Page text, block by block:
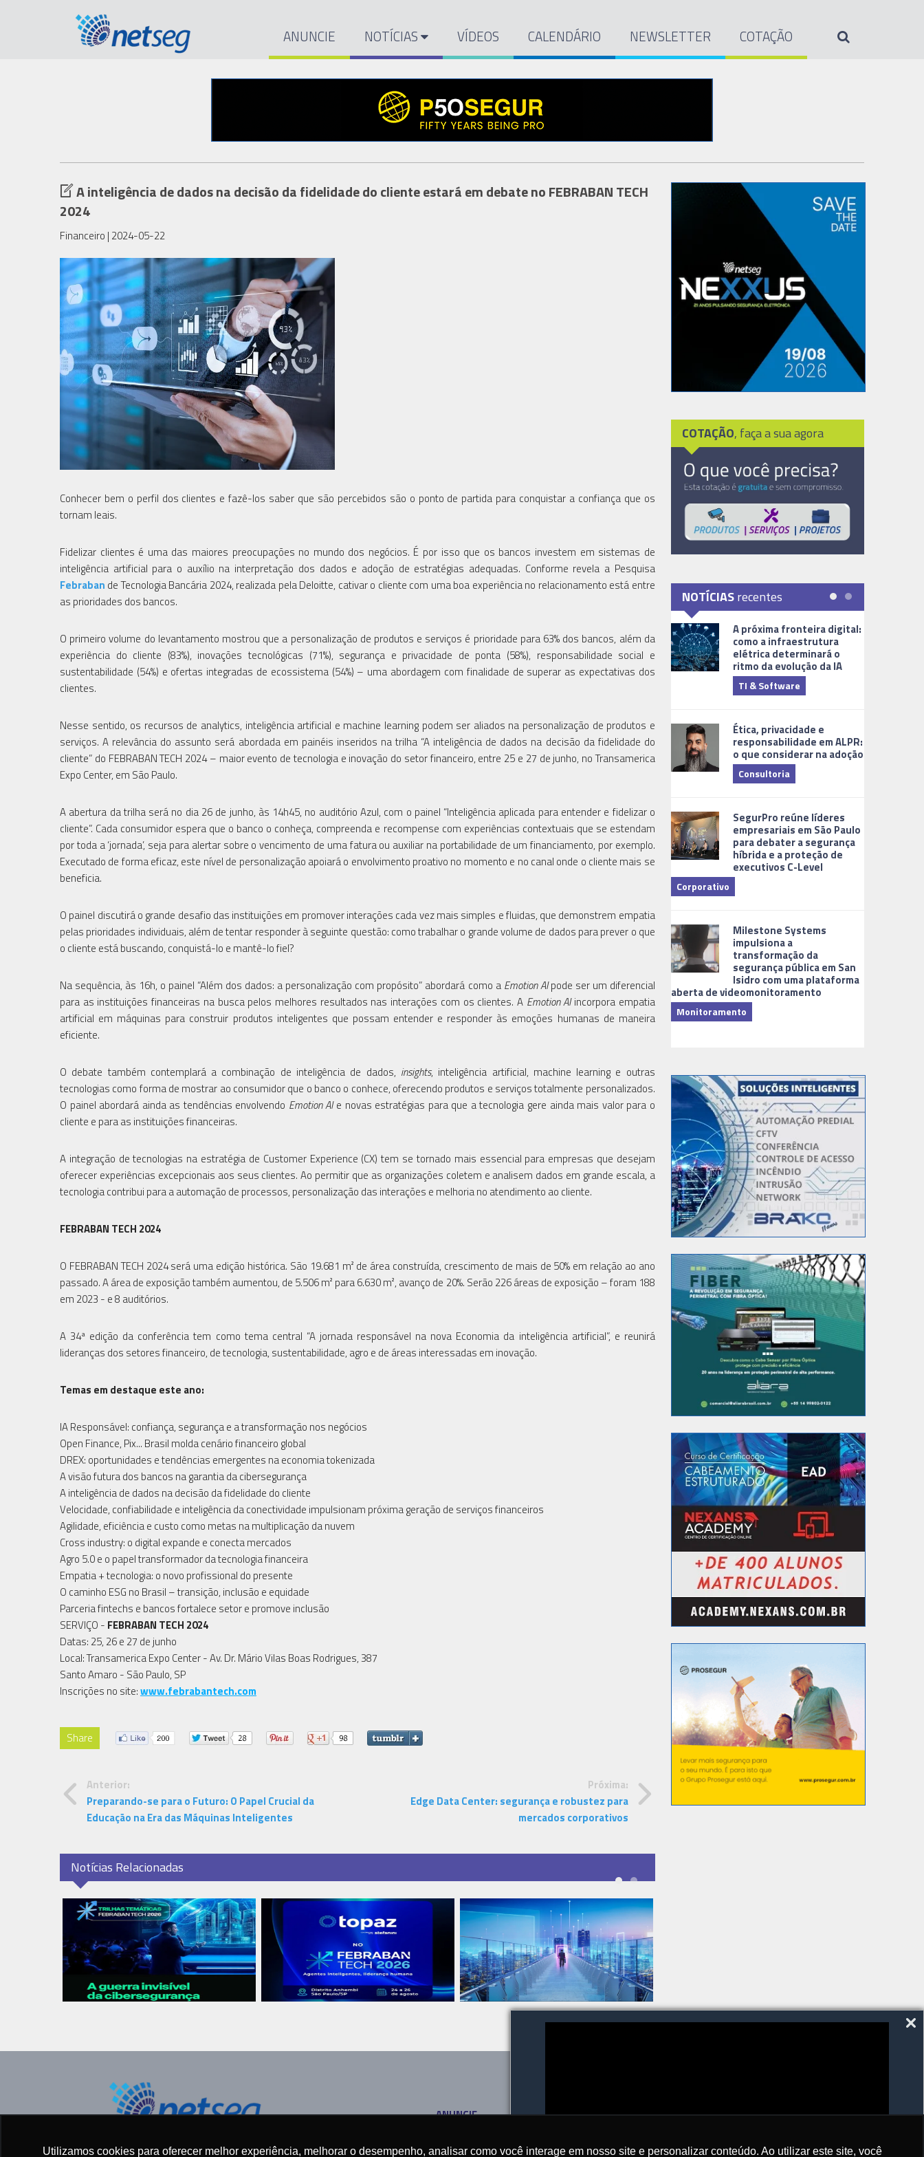
Utilizamos cookies para oferecer melhor experiência, melhorar o desempenho, analisar como você interage em nosso site e personalizar conteúdo. Ao utilizar este site, você
ANUNCIE NOTÍCIAS VÍDEOS CALENDÁRIO NEWSLETTER COTAÇÃO
A inteligência de dados na decisão da fidelidade do cliente estará em debate no FEBRABAN TECH
2024
Financeiro | 2024-05-22
Conhecer bem o perfil dos clientes e fazê-los saber que são percebidos são o ponto de partida para conquistar a confiança que os
tornam leais.
Fidelizar clientes é uma das maiores preocupações no mundo dos negócios. É por isso que os bancos investem em sistemas de
inteligência artificial para o auxílio na interpretação dos dados e adoção de estratégias adequadas. Conforme revela a Pesquisa
Febraban de Tecnologia Bancária 2024, realizada pela Deloitte, cativar o cliente com uma boa experiência no relacionamento está entre
as prioridades dos bancos.
O primeiro volume do levantamento mostrou que a personalização de produtos e serviços é prioridade para 63% dos bancos, além da
experiência do cliente (83%), inovações tecnológicas (71%), segurança e privacidade de ponta (58%), responsabilidade social e
sustentabilidade (54%) e ofertas integradas de ecossistema (54%) – uma abordagem com finalidade de superar as expectativas dos
clientes.
Nesse sentido, os recursos de analytics, inteligência artificial e machine learning podem ser aliados na personalização de produtos e
serviços. A relevância do assunto será abordada em painéis inseridos na trilha “A inteligência de dados na decisão da fidelidade do
cliente” do FEBRABAN TECH 2024 – maior evento de tecnologia e inovação do setor financeiro, entre 25 e 27 de junho, no Transamerica
Expo Center, em São Paulo.
A abertura da trilha será no dia 26 de junho, às 14h45, no auditório Azul, com o painel “Inteligência aplicada para entender e fidelizar o
cliente”. Cada consumidor espera que o banco o conheça, compreenda e recompense com experiências contextuais que se estendam
por toda a ‘jornada’, seja para alertar sobre o vencimento de uma fatura ou auxiliar na portabilidade de um financiamento, por exemplo.
Executado de forma eficaz, este nível de personalização apoiará o envolvimento proativo no momento e no canal onde o cliente mais se
beneficia.
O painel discutirá o grande desafio das instituições em promover interações cada vez mais simples e fluidas, que demonstrem empatia
pelas prioridades individuais, além de tentar responder à seguinte questão: como trabalhar o grande volume de dados para prever o que
o cliente está buscando, conquistá-lo e mantê-lo fiel?
Na sequência, às 16h, o painel “Além dos dados: a personalização com propósito” abordará como a Emotion AIpode ser um diferencial
para as instituições financeiras na busca pelos melhores resultados nas interações com os clientes. A Emotion AIincorpora empatia
artificial em máquinas para construir produtos inteligentes que possam entender e responder às emoções humanas de maneira
eficiente.
O debate também contemplará a combinação de inteligência de dados, insights, inteligência artificial, machine learning e outras
tecnologias como forma de mostrar ao consumidor que o banco o conhece, oferecendo produtos e serviços totalmente personalizados.
O painel abordará ainda as tendências envolvendo Emotion AIe novas estratégias para que a tecnologia gere ainda mais valor para o
cliente e para as instituições financeiras.
A integração de tecnologias na estratégia de Customer Experience (CX) tem se tornado mais essencial para empresas que desejam
oferecer experiências excepcionais aos seus clientes. Ao permitir que as organizações coletem e analisem dados em grande escala, a
tecnologia contribui para a automação de processos, personalização das interações e melhoria no atendimento ao cliente.
FEBRABAN TECH 2024
O FEBRABAN TECH 2024 será uma edição histórica. São 19.681 m² de área construída, crescimento de mais de 50% em relação ao ano
passado. A área de exposição também aumentou, de 5.506 m² para 6.630 m², avanço de 20%. Serão 226 áreas de exposição – foram 188
em 2023 - e 8 auditórios.
A 34ª edição da conferência tem como tema central “A jornada responsável na nova Economia da inteligência artificial”, e reunirá
lideranças dos setores financeiro, de tecnologia, sustentabilidade, agro e de áreas interessadas em inovação.
Temas em destaque este ano:
IA Responsável: confiança, segurança e a transformação nos negócios
Open Finance, Pix... Brasil molda cenário financeiro global
DREX: oportunidades e tendências emergentes na economia tokenizada
A visão futura dos bancos na garantia da cibersegurança
A inteligência de dados na decisão da fidelidade do cliente
Velocidade, confiabilidade e inteligência da conectividade impulsionam próxima geração de serviços financeiros
Agilidade, eficiência e custo como metas na multiplicação da nuvem
Cross industry: o digital expande e conecta mercados
Agro 5.0 e o papel transformador da tecnologia financeira
Empatia + tecnologia: o novo profissional do presente
O caminho ESG no Brasil – transição, inclusão e equidade
Parceria fintechs e bancos fortalece setor e promove inclusão
SERVIÇO - FEBRABAN TECH 2024
Datas: 25, 26 e 27 de junho
Local: Transamerica Expo Center - Av. Dr. Mário Vilas Boas Rodrigues, 387
Santo Amaro - São Paulo, SP
Inscrições no site:www.febrabantech.com
Share
Anterior:
Preparando-se para o Futuro: O Papel Crucial da
Educação na Era das Máquinas Inteligentes
Próxima:
Edge Data Center: segurança e robustez para
mercados corporativos
Notícias Relacionadas
COTAÇÃO, faça a sua agora
NOTÍCIASrecentes
A próxima fronteira digital:
como a infraestrutura
elétrica determinará o
ritmo da evolução da IA
TI & Software
Ética, privacidade e
responsabilidade em ALPR:
o que considerar na adoção
Consultoria
SegurPro reúne líderes
empresariais em São Paulo
para debater a segurança
híbrida e a proteção de
executivos C-Level
Corporativo
Milestone Systems
impulsiona a
transformação da
segurança pública em San
Isidro com uma plataforma
aberta de videomonitoramento
Monitoramento
Todos os direitos reservados ©
ANUNCIE
CONTATO
SIGA-NOS